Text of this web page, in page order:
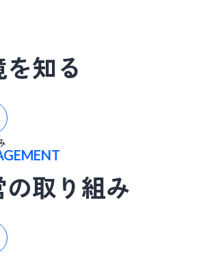
知る
取り組み